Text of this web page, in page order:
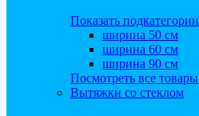
Показать подкатегории
ширина 50 см
ширина 60 см
ширина 90 см
Посмотреть все товары
Вытяжки со стеклом